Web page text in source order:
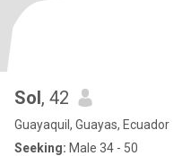
Sol, 42
Guayaquil, Guayas, Ecuador
Seeking: Male 34 - 50